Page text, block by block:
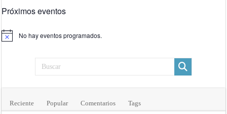
Próximos eventos
Aviso No hay eventos programados.
Reciente Popular Comentarios Tags